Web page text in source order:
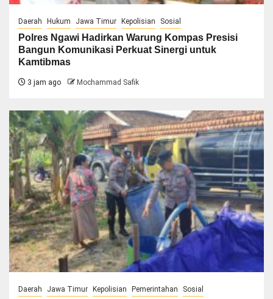
Daerah Hukum Jawa Timur Kepolisian Sosial
Polres Ngawi Hadirkan Warung Kompas Presisi
Bangun Komunikasi Perkuat Sinergi untuk
Kamtibmas
3 jam ago Mochammad Safik
Daerah Jawa Timur Kepolisian Pemerintahan Sosial